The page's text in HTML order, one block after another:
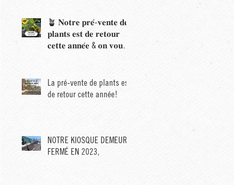
🪴 𝐍𝐨𝐭𝐫𝐞 𝐩𝐫𝐞́-𝐯𝐞𝐧𝐭𝐞 𝐝𝐞
𝐩𝐥𝐚𝐧𝐭𝐬 𝐞𝐬𝐭 𝐝𝐞 𝐫𝐞𝐭𝐨𝐮𝐫
𝐜𝐞𝐭𝐭𝐞 𝐚𝐧𝐧𝐞́𝐞 & 𝐨𝐧 𝐯𝐨𝐮𝐬
La pré-vente de plants est
de retour cette année!
NOTRE KIOSQUE DEMEURE
FERMÉ EN 2023,